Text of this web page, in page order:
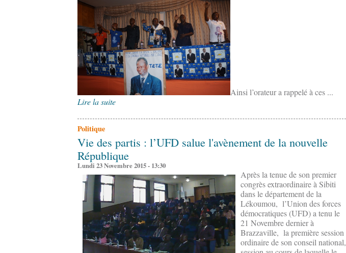
Ainsi l’orateur a rappelé à ces ...
Lire la suite
Politique
Vie des partis : l’UFD salue l'avènement de la nouvelle
République
Lundi 23 Novembre 2015 - 13:30
Après la tenue de son premier
congrès extraordinaire à Sibiti
dans le département de la
Lékoumou, l’Union des forces
démocratiques (UFD) a tenu le
21 Novembre dernier à
Brazzaville, la première session
ordinaire de son conseil national,